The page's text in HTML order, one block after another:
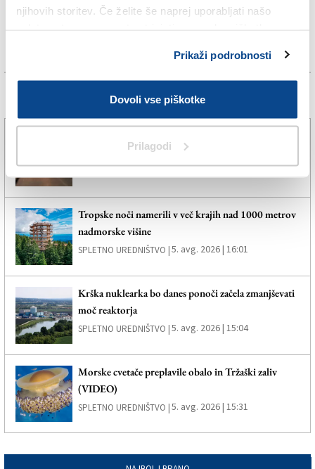
njihovih storitev. Če želite še naprej uporabljati našo
Prikaži podrobnosti
Dovoli vse piškotke
Prilagodi
delno in prehodno
5. avg. 2026 | 16:33
Tropske noči namerili v več krajih nad 1000 metrov
nadmorske višine
SPLETNO UREDNIŠTVO |5. avg. 2026 | 16:01
Krška nuklearka bo danes ponoči začela zmanjševati
moč reaktorja
SPLETNO UREDNIŠTVO |5. avg. 2026 | 15:04
Morske cvetače preplavile obalo in Tržaški zaliv
(VIDEO)
SPLETNO UREDNIŠTVO |5. avg. 2026 | 15:31